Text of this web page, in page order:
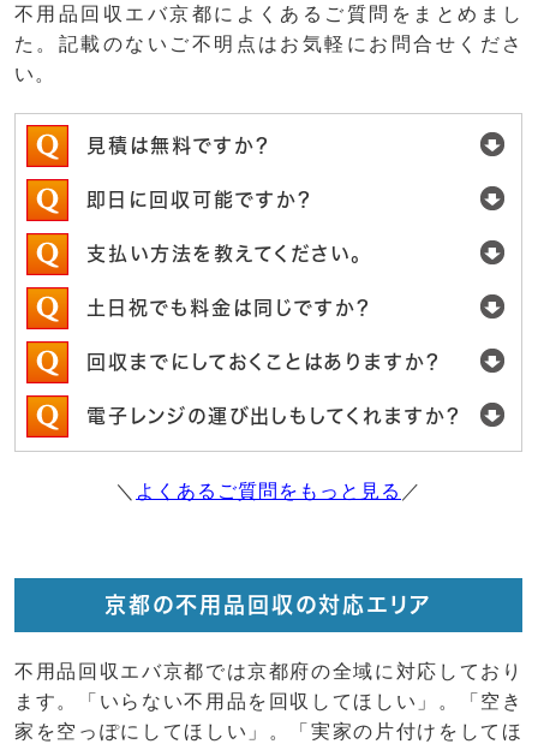
不用品回収エバ京都によくあるご質問をまとめまし
た。記載のないご不明点はお気軽にお問合せくださ
い。
見積は無料ですか？
即日に回収可能ですか？
支払い方法を教えてください。
土日祝でも料金は同じですか？
回収までにしておくことはありますか？
電子レンジの運び出しもしてくれますか？
＼ よくあるご質問をもっと見る ／
京都の不用品回収の対応エリア
不用品回収エバ京都では京都府の全域に対応しており
ます。「いらない不用品を回収してほしい」。「空き
家を空っぽにしてほしい」。「実家の片付けをしてほ